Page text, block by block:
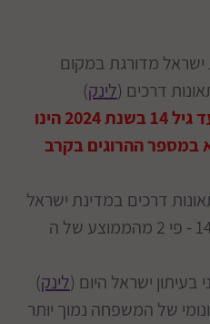
2018 מדינת ישראל מדורגת במקום
דרכים (לינק)
סה"כ ילדים הרוגים עד גיל 14 בשנת 2024 הינו
במספר ההרוגים בקרב
בתאונות דרכים במדינת ישראל
הם ילדים מתחת לגיל 14 - פי 2 מהממוצע של ה
בעיתון ישראל היום (לינק)
של המשפחה נמוך יותר